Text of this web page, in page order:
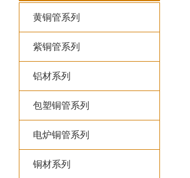
黄铜管系列
紫铜管系列
铝材系列
包塑铜管系列
电炉铜管系列
铜材系列